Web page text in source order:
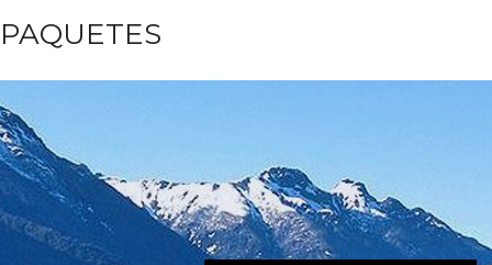
PAQUETES